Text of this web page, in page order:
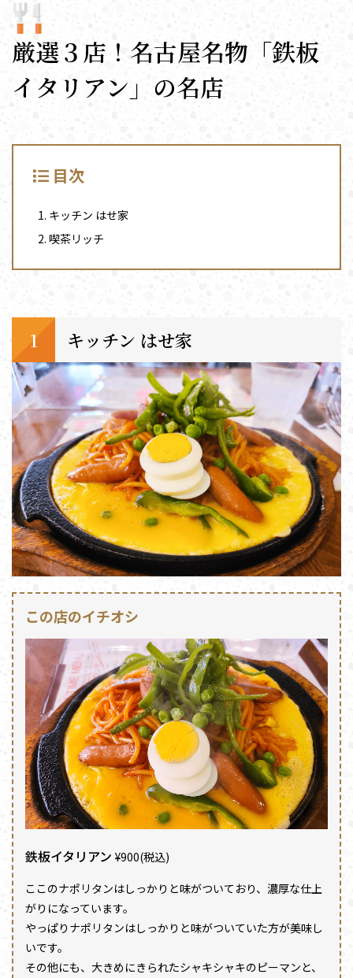
厳選３店！名古屋名物「鉄板
イタリアン」の名店
目次
キッチン はせ家
喫茶リッチ
キッチン はせ家
この店のイチオシ
鉄板イタリアン ¥900(税込)
ここのナポリタンはしっかりと味がついており、濃厚な仕上
がりになっています。
やっぱりナポリタンはしっかりと味がついていた方が美味し
いです。
その他にも、大きめにきられたシャキシャキのピーマンと、